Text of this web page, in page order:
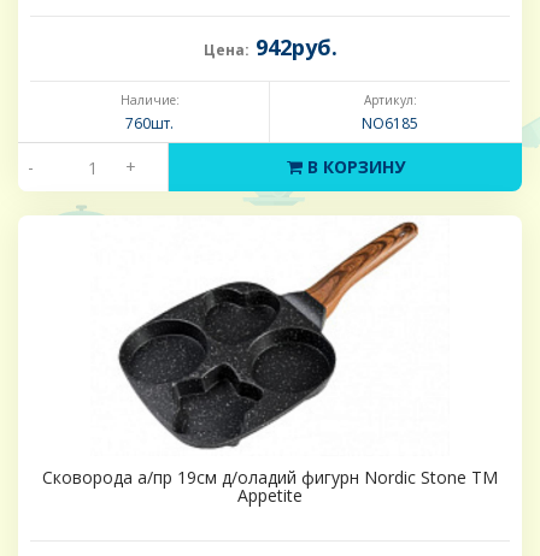
Цена: 942руб.
Наличие:
760шт.
Артикул:
NO6185
- + В КОРЗИНУ
Сковорода а/пр 19см д/оладий фигурн Nordic Stone ТМ
Appetite